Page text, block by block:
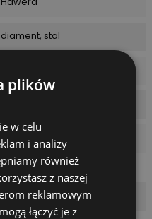
diament, stal
Otwornica
3165140489270
plików
w celu
i analizy
również
z naszej
reklamowym
łączyć je z